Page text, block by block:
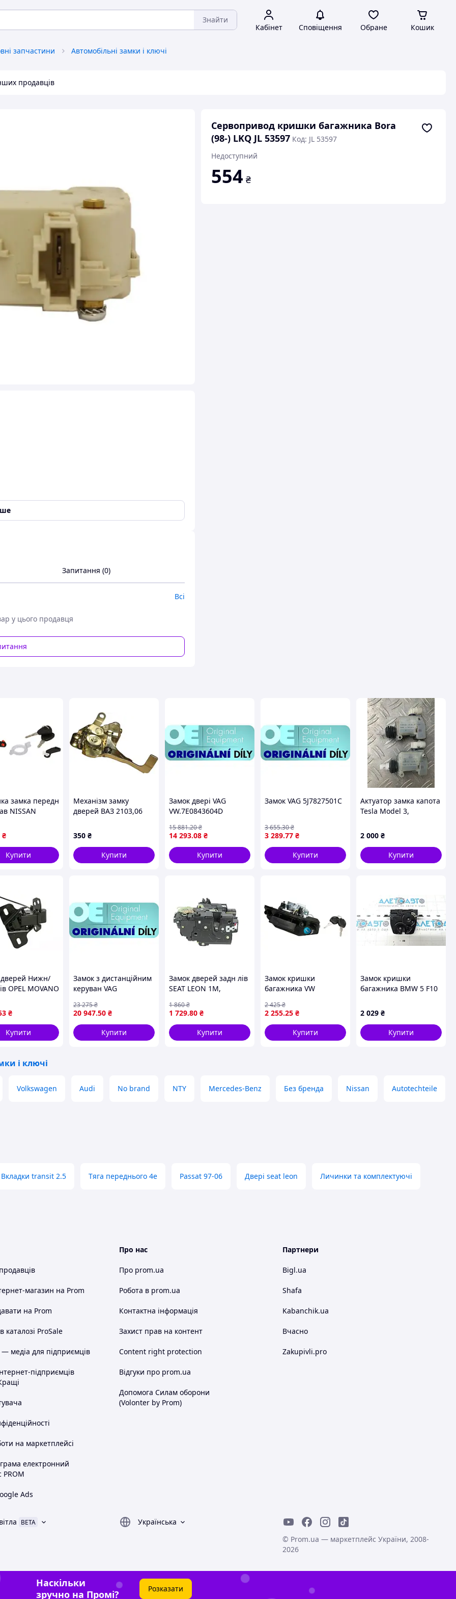
Знайти
Кабінет Сповіщення Обране Кошик
запчастини Автомобільні замки і ключі
продавців
Сервопривод кришки багажника Bora
(98-) LKQ JL 53597 Код: JL 53597
Недоступний
554 ₴
як аналог оригінального
1998 року.
Запитання (0)
Всі
у цього продавця
замка передн
NISSAN
A, RENAULT
II 07.98-11.10
09-002425P
₴
Купити
Механізм замку
дверей ВАЗ 2103,06
350 ₴
Купити
Замок двері VAG
VW.7E0843604D
14 293.08 ₴
15 881.20₴
Купити
Замок VAG 5J7827501C
3 289.77 ₴
3 655.30₴
Купити
Актуатор замка капота
Tesla Model 3,
2 000 ₴
Купити
Нижн/
OPEL MOVANO
BLIC 6010-
₴
Купити
Замок з дистанційним
керуван VAG
20 947.50 ₴
23 275₴
Купити
Замок дверей задн лів
SEAT LEON 1M,
OCTAVIA I, VW BORA,
GOLF IV, PASSAT B5
08.96-12.10 BLIC 6010-
01-020433P
1 729.80 ₴
1 860₴
Купити
Замок кришки
багажника VW
07.90-04.03 BLIC 6010-
01-013449P
2 255.25 ₴
2 425₴
Купити
Замок кришки
багажника BMW 5 F10
51247269543, 4817123
2 029 ₴
Купити
і ключі
Volkswagen Audi No brand NTY Mercedes-Benz Без бренда Nissan Autotechteile
Вкладки transit 2.5 Тяга переднього 4e Passat 97-06 Двері seat leon Личинки та комплектуючі
магазин на Prom
на Prom
каталозі ProSale
медіа для підприємців
підприємців
на маркетплейсі
електронний
PROM
Ads
Про нас
Про prom.ua
Робота в prom.ua
Контактна інформація
Захист прав на контент
Content right protection
Відгуки про prom.ua
Допомога Силам оборони
(Volonter by Prom)
Партнери
Bigl.ua
Shafa
Kabanchik.ua
Вчасно
Zakupivli.pro
BETA
Українська
© Prom.ua — маркетплейс України, 2008-
2026
Наскільки
зручно на Промі?
Розказати